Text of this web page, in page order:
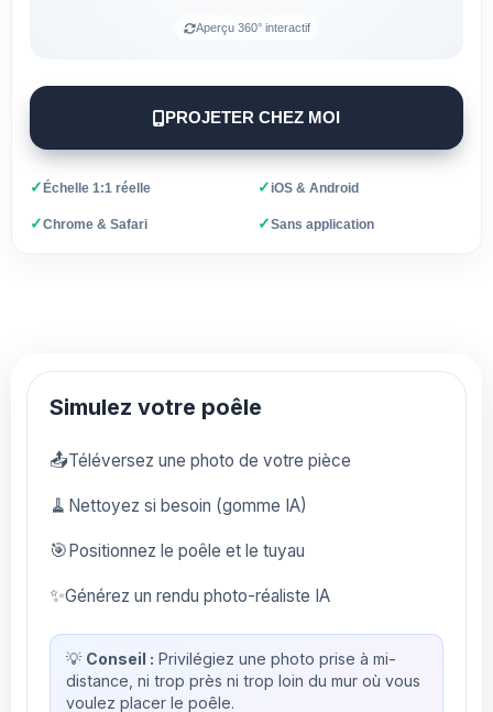
Aperçu 360° interactif
PROJETER CHEZ MOI
✓Échelle 1:1 réelle ✓iOS & Android
✓Chrome & Safari ✓Sans application
Simulez votre poêle
📤Téléversez une photo de votre pièce
🧹 Nettoyez si besoin (gomme IA)
🎯Positionnez le poêle et le tuyau
✨Générez un rendu photo-réaliste IA
💡 Conseil : Privilégiez une photo prise à mi-
distance, ni trop près ni trop loin du mur où vous
voulez placer le poêle.